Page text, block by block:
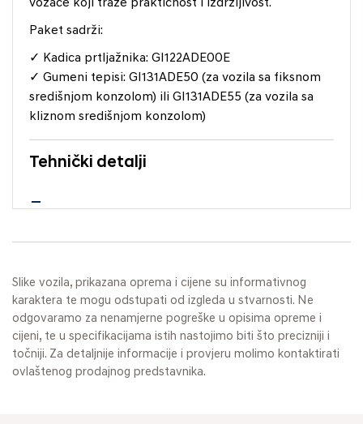
vozače koji traže praktičnost i izdržljivost.
Paket sadrži:
✓ Kadica prtljažnika: GI122ADE00E
✓ Gumeni tepisi: GI131ADE50 (za vozila sa fiksnom
središnjom konzolom) ili GI131ADE55 (za vozila sa
kliznom središnjom konzolom)
Tehnički detalji
Slike vozila, prikazana oprema i cijene su informativnog
karaktera te mogu odstupati od izgleda u stvarnosti. Ne
odgovaramo za nenamjerne pogreške u opisima opreme i
cijeni, te u specifikacijama istih nastojimo biti što precizniji i
točniji. Za detaljnije informacije i provjeru molimo kontaktirati
ovlaštenog prodajnog predstavnika.